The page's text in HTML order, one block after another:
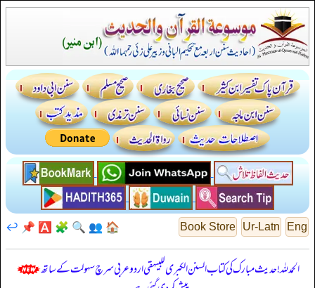
Eng
Ur-Latn
Book Store
🏠
👥
🔍
🧩
🅰️
📌
↩️
الحمدللہ! حدیث مبارک کی کتاب السنن الكبرى للبيهقي اردو عربی سرچ سہولت کے ساتھ